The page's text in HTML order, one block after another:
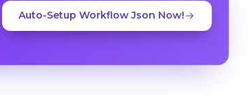
Auto-Setup Workflow Json Now!